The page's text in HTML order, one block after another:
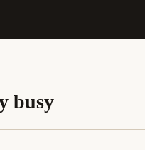
busy